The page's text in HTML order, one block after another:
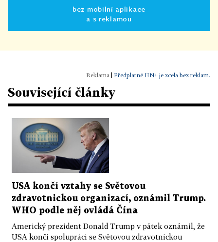
bez mobilní aplikace
a s reklamou
Předplatné HN+ je zcela bez reklam.
Související články
USA končí vztahy se Světovou
zdravotnickou organizací, oznámil Trump.
WHO podle něj ovládá Čína
Americký prezident Donald Trump v pátek oznámil, že
USA končí spolupráci se Světovou zdravotnickou